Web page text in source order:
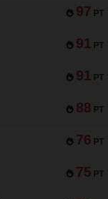
97 PT
91 PT
91 PT
88 PT
76 PT
75 PT